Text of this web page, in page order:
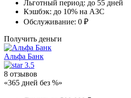
Льготный период: до 55 дней
Кэшбэк: до 10% на АЗС
Обслуживание: 0 ₽
Получить деньги
Альфа Банк
3.5
8 отзывов
«365 дней без %»